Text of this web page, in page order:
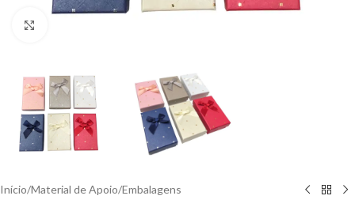
Início/Material de Apoio/Embalagens